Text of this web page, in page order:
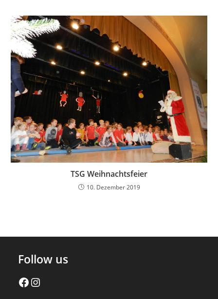
TSG Weihnachtsfeier
10. Dezember 2019
Follow us
FacebookInstagram